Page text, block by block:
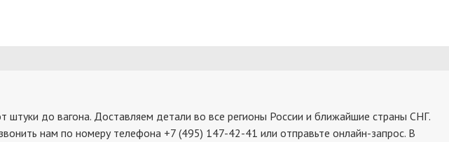
до вагона. Доставляем детали во все регионы России и ближайшие страны СНГ.
нам по номеру телефона +7 (495) 147-42-41 или отправьте онлайн-запрос. В